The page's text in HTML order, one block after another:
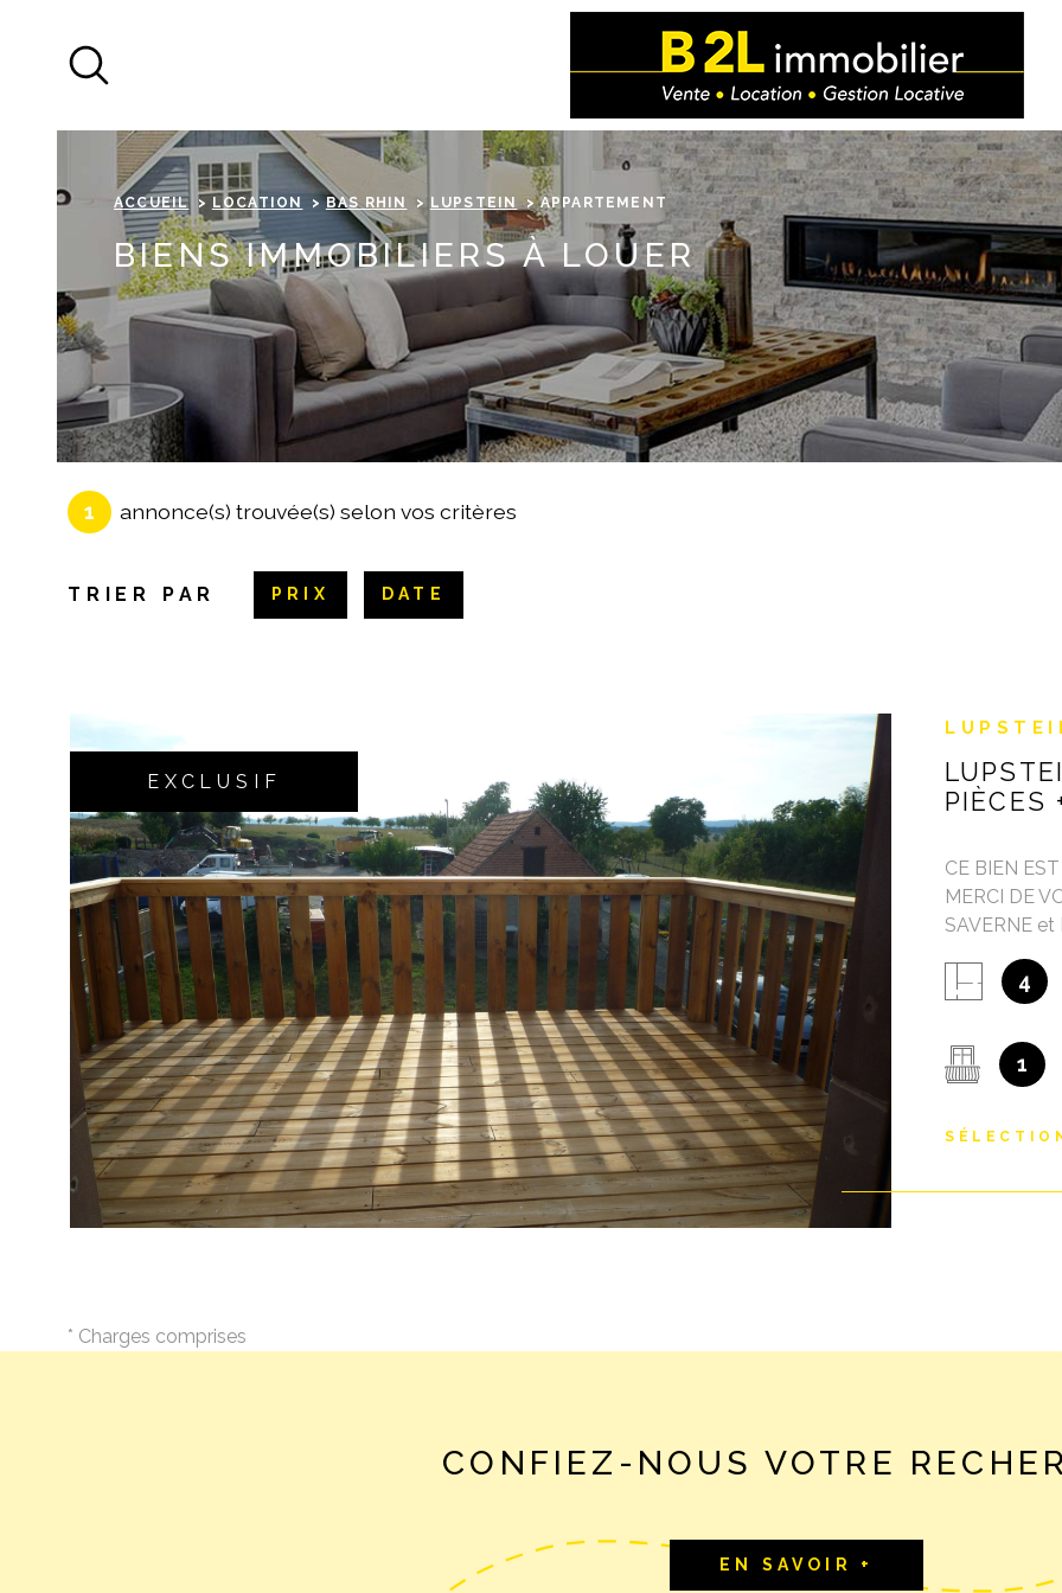
contenu
ACCUEIL LOCATION BAS RHIN LUPSTEIN APPARTEMENT
BIENS IMMOBILIERS À LOUER
1 annonce(s) trouvée(s) selon vos critères
TRIER PAR PRIX DATE
PIÈCES
CE BIEN
MERCI DE
SAVERNE
BELLES
intéressé
ligne en
https://
de la fiche
rénovée en
entrée/
chauffage
version -
estimé des
430 et 650
mensuel :
4
1
EXCLUSIF
VOIR LE BIEN
* Charges comprises
CONFIEZ-NOUS VOTRE
EN SAVOIR +